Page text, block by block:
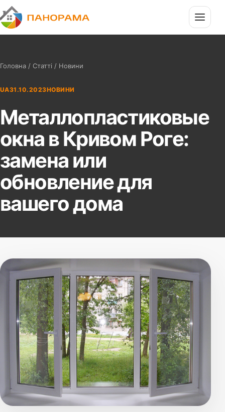
П
Панорама
Головна / Статті / Новини
UA31.10.2023НОВИНИ
Металлопластиковые
окна в Кривом Роге:
замена или
обновление для
вашего дома